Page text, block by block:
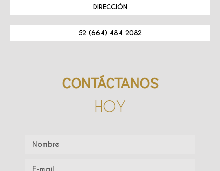
DIRECCIÓN
52 (664) 484 2082
CONTÁCTANOS
HOY